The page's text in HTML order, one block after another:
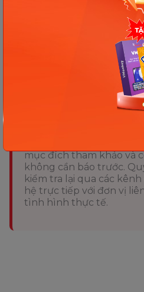
thông tin và gợi ý trong bài
hành trình chăm sóc bé
nhẫn, yêu thương và dành
thấy những điều kỳ diệu!
mục đích tham khảo và
không cần báo trước.
kiểm tra lại qua các
hệ trực tiếp với đơn vị
tình hình thực tế.